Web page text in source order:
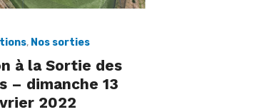
, Nos sorties
à la Sortie des
– dimanche 13
2022